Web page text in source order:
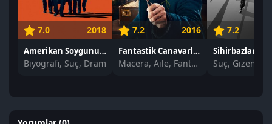
7.0 2018
Amerikan Soygunu izle
Biyografi, Suç, Dram
7.2 2016
Fantastik Canavarlar Nelerdir, Nerede Bulunurlar? izle
Macera, Aile, Fantastik
7.2
Suç, Gizem,